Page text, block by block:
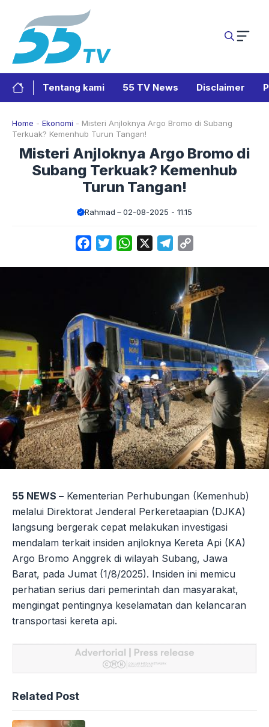
Tentang kami 55 TV News Disclaimer
Home - Ekonomi - Misteri Anjloknya Argo Bromo di Subang
Terkuak? Kemenhub Turun Tangan!
Misteri Anjloknya Argo Bromo di
Subang Terkuak? Kemenhub
Turun Tangan!
Rahmad 02-08-2025 - 11.15
FacebookTwitterWhatsApp Telegram
55 NEWS – Kementerian Perhubungan (Kemenhub)
melalui Direktorat Jenderal Perkeretaapian (DJKA)
langsung bergerak cepat melakukan investigasi
mendalam terkait insiden anjloknya Kereta Api (KA)
Argo Bromo Anggrek di wilayah Subang, Jawa
Barat, pada Jumat (1/8/2025). Insiden ini memicu
perhatian serius dari pemerintah dan masyarakat,
mengingat pentingnya keselamatan dan kelancaran
transportasi kereta api.
Related Post